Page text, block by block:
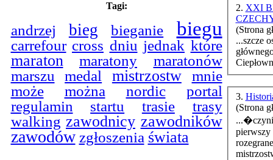
Tagi:
andrzej bieg bieganie biegu
carrefour cross dniu jednak które
maraton maratony maratonów
marszu medal mistrzostw
mnie
może
można nordic
portal
regulamin
startu trasie trasy
walking zawodnicy zawodników
zawodów zgłoszenia świata
2. XXI
(Strona
...szcze
3.
(Strona
...�czyni
pierwszy